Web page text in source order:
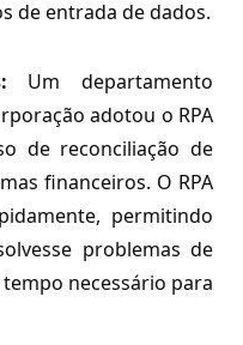
de entrada de dados.
Um departamento
adotou o RPA
de reconciliação de
financeiros. O RPA
permitindo
problemas de
necessário para